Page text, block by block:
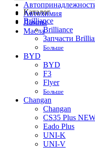
Автохимия
Лампы
Масла
Каталог
Brilliance
Brilliance
Запчасти
Больше
BYD
BYD
F3
Flyer
Больше
Changan
Changan
CS35 Plus
Eado Plus
UNI-K
UNI-V